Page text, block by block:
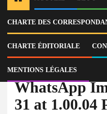
CHARTE DES
CHARTE ÉDITORIALE
MENTIONS LÉGALES
Home
Actu
Selon une note de clarification,
reçu les 10 millions de gourdes.
WhatsApp
31 at 1.00.04